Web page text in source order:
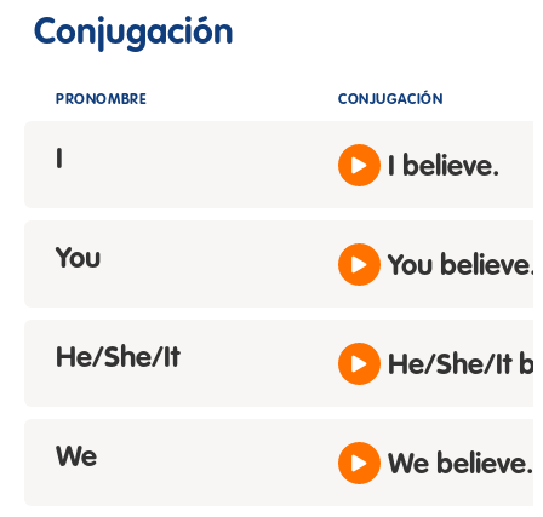
Conjugación
PRONOMBRE CONJUGACIÓN
I I believe.
You You believe.
He/She/It He/She/It
We We believe.